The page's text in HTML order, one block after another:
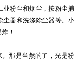
业粉尘和烟尘，按粉尘捕
尘器和洗涤除尘器等。小
！
那是当然的了，光是粉